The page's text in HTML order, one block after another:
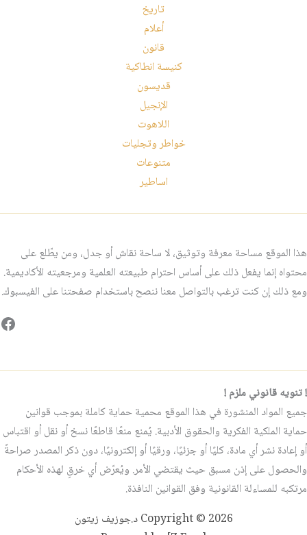
تاريخ
أعلام
قانون
كنيسة انطاكية
قديسون
الإنجيل
اللاهوت
خواطر وتجليات
متنوعات
اساطير
هذا الموقع مساحة معرفة وتوثيق، لا ساحة نقاش أو جدل، ومن يطّلع على
محتواه إنما يفعل ذلك على أساس احترام طبيعته العلمية ومرجعيته الأكاديمية.
ومع ذلك إن كنت ترغب بالتواصل معنا ننصح باستخدام صفحتنا على الفيسبوك.
! تنويه قانوني ملزم !
جميع المواد المنشورة في هذا الموقع محمية حماية كاملة بموجب قوانين
حماية الملكية الفكرية والحقوق الأدبية. يُمنع منعًا قاطعًا نسخ أو نقل أو اقتباس
أو إعادة نشر أي مادة، كليًا أو جزئيًا، ورقيًا أو إلكترونيًا، دون ذكر المصدر صراحةً
والحصول على إذن مسبق حيث يقتضي الأمر. ويُعرّض أي خرقٍ لهذه الأحكام
مرتكبه للمساءلة القانونية وفق القوانين النافذة.
Copyright © 2026 د.جوزيف زيتون